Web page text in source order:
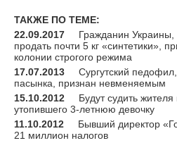
ТАКЖЕ ПО ТЕМЕ:
22.09.2017
Гражданин Украины,
продать почти 5 кг «синтетики»,
колонии строгого режима
17.07.2013
Сургутский
пасынка, признан невменяемым
15.10.2012
Будут судить
утопившего 3-летнюю девочку
11.10.2012
Бывший директор
21 миллион налогов